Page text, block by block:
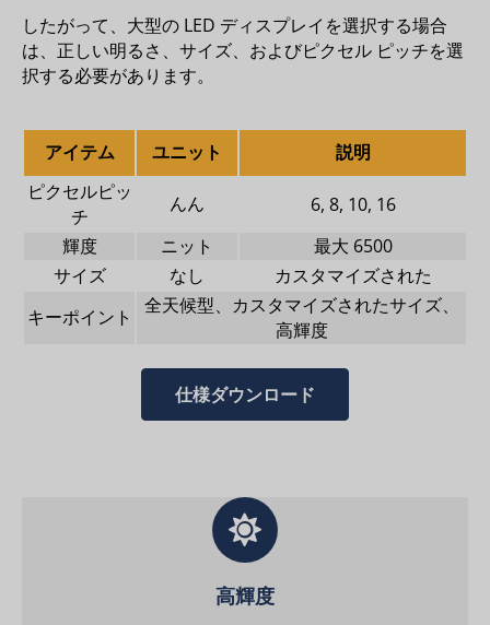
したがって、大型の LED ディスプレイを選択する場合
は、正しい明るさ、サイズ、およびピクセル ピッチを選
択する必要があります。
アイテム ユニット
説明
ピクセルピッ
チ
んん
6, 8, 10, 16
輝度
ニット
最大 6500
サイズ
なし
カスタマイズされた
キーポイント
全天候型、カスタマイズされたサイズ、
高輝度
仕様ダウンロード
高輝度